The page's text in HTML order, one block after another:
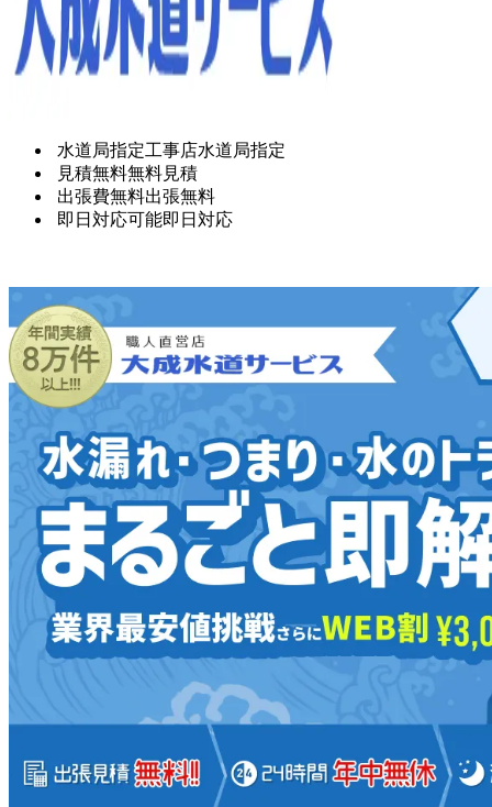
水道局指定工事店水道局指定
見積無料無料見積
出張費無料出張無料
即日対応可能即日対応